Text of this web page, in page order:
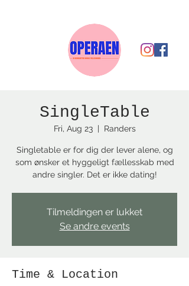
SingleTable
Fri, Aug 23
  |
Randers
Singletable er for dig der lever alene, og
som ønsker et hyggeligt fællesskab med
andre singler. Det er ikke dating!
Tilmeldingen er lukket
Se andre events
Time & Location